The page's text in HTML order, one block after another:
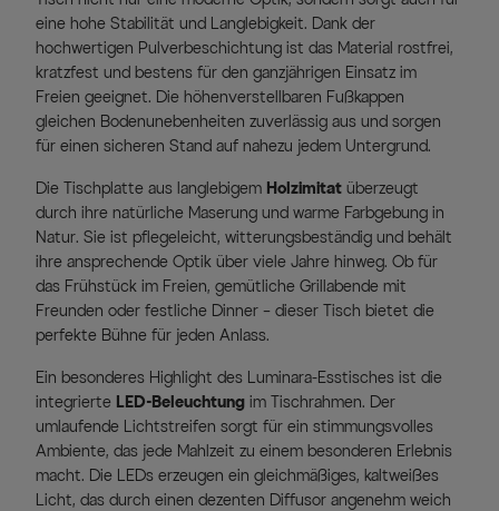
eine hohe Stabilität und Langlebigkeit. Dank der
hochwertigen Pulverbeschichtung ist das Material rostfrei,
kratzfest und bestens für den ganzjährigen Einsatz im
Freien geeignet. Die höhenverstellbaren Fußkappen
gleichen Bodenunebenheiten zuverlässig aus und sorgen
für einen sicheren Stand auf nahezu jedem Untergrund.
Die Tischplatte aus langlebigem Holzimitat überzeugt
durch ihre natürliche Maserung und warme Farbgebung in
Natur. Sie ist pflegeleicht, witterungsbeständig und behält
ihre ansprechende Optik über viele Jahre hinweg. Ob für
das Frühstück im Freien, gemütliche Grillabende mit
Freunden oder festliche Dinner – dieser Tisch bietet die
perfekte Bühne für jeden Anlass.
Ein besonderes Highlight des Luminara-Esstisches ist die
integrierte LED-Beleuchtung im Tischrahmen. Der
umlaufende Lichtstreifen sorgt für ein stimmungsvolles
Ambiente, das jede Mahlzeit zu einem besonderen Erlebnis
macht. Die LEDs erzeugen ein gleichmäßiges, kaltweißes
Licht, das durch einen dezenten Diffusor angenehm weich